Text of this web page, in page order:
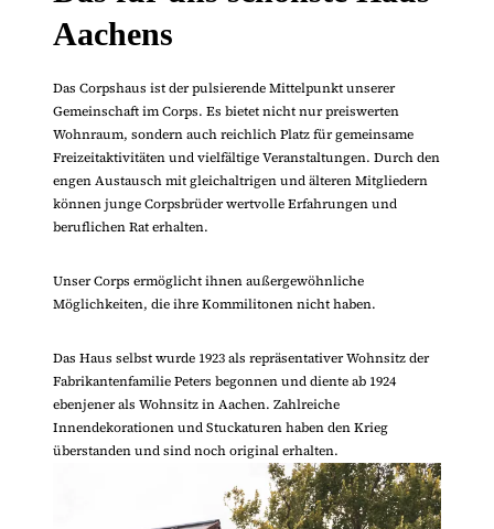
Aachens
Das Corpshaus ist der pulsierende Mittelpunkt unserer
Gemeinschaft im Corps. Es bietet nicht nur preiswerten
Wohnraum, sondern auch reichlich Platz für gemeinsame
Freizeitaktivitäten und vielfältige Veranstaltungen. Durch den
engen Austausch mit gleichaltrigen und älteren Mitgliedern
können junge Corpsbrüder wertvolle Erfahrungen und
beruflichen Rat erhalten.
Unser Corps ermöglicht ihnen außergewöhnliche
Möglichkeiten, die ihre Kommilitonen nicht haben.
Das Haus selbst wurde 1923 als repräsentativer Wohnsitz der
Fabrikantenfamilie Peters begonnen und diente ab 1924
ebenjener als Wohnsitz in Aachen. Zahlreiche
Innendekorationen und Stuckaturen haben den Krieg
überstanden und sind noch original erhalten.